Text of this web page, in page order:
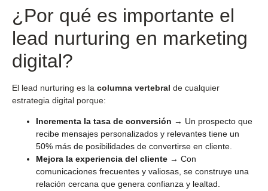
¿Por qué es importante el
lead nurturing en marketing
digital?
El lead nurturing es la columna vertebral de cualquier
estrategia digital porque:
Incrementa la tasa de conversión → Un prospecto que
recibe mensajes personalizados y relevantes tiene un
50% más de posibilidades de convertirse en cliente.
Mejora la experiencia del cliente → Con
comunicaciones frecuentes y valiosas, se construye una
relación cercana que genera confianza y lealtad.